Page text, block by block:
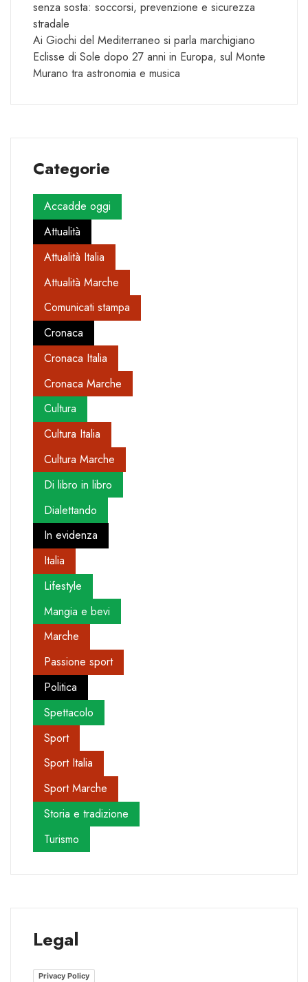
senza sosta: soccorsi, prevenzione e sicurezza
stradale
Ai Giochi del Mediterraneo si parla marchigiano
Eclisse di Sole dopo 27 anni in Europa, sul Monte
Murano tra astronomia e musica
Categorie
Accadde oggi
Attualità
Attualità Italia
Attualità Marche
Comunicati stampa
Cronaca
Cronaca Italia
Cronaca Marche
Cultura
Cultura Italia
Cultura Marche
Di libro in libro
Dialettando
In evidenza
Italia
Lifestyle
Mangia e bevi
Marche
Passione sport
Politica
Spettacolo
Sport
Sport Italia
Sport Marche
Storia e tradizione
Turismo
Legal
Privacy Policy